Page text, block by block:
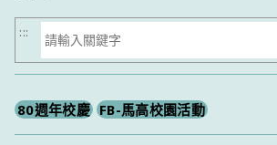
搜
尋
:::
80週年校慶 FB-馬高校園活動